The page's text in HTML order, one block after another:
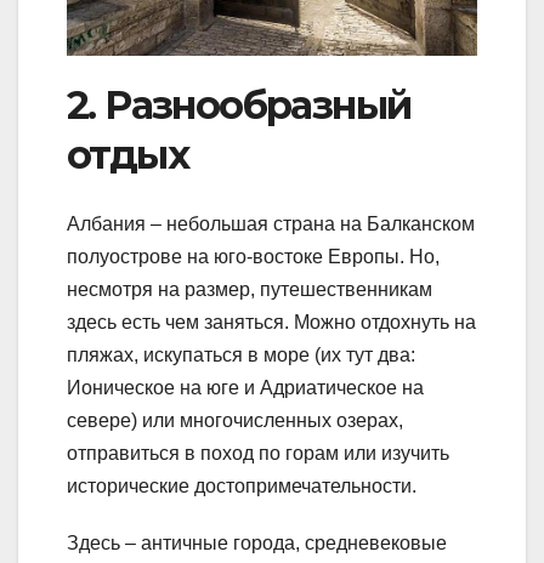
2. Разнообразный
отдых
Албания – небольшая страна на Балканском
полуострове на юго-востоке Европы. Но,
несмотря на размер, путешественникам
здесь есть чем заняться. Можно отдохнуть на
пляжах, искупаться в море (их тут два:
Ионическое на юге и Адриатическое на
севере) или многочисленных озерах,
отправиться в поход по горам или изучить
исторические достопримечательности.
Здесь – античные города, средневековые